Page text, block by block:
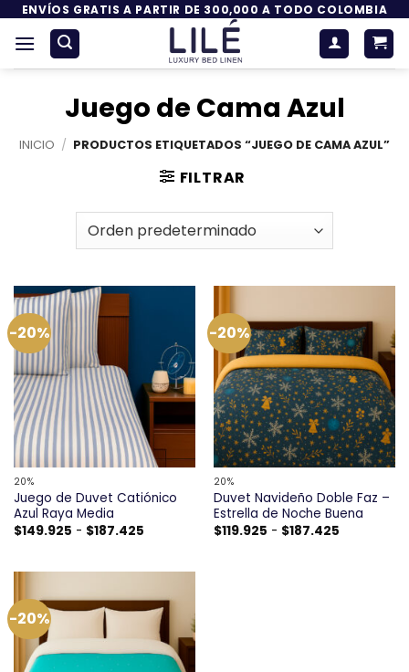
Saltar
contenido
ENVÍOS GRATIS A PARTIR DE 300,000 A TODO COLOMBIA
Juego de Cama Azul
INICIO / PRODUCTOS ETIQUETADOS “JUEGO DE CAMA AZUL”
FILTRAR
-20%
20%
Juego de Duvet Catiónico
Azul Raya Media
$149.925 - $187.425Rango
$149.925
$187.425
-20%
20%
Duvet Navideño Doble Faz –
Estrella de Noche Buena
$119.925 - $187.425Rango
-20%